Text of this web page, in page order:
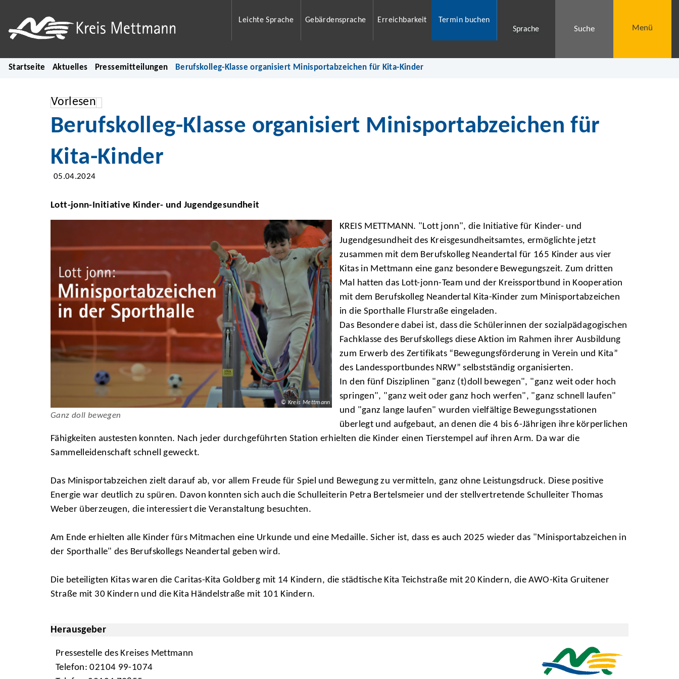
Leichte Sprache Gebärdensprache Erreichbarkeit
Termin buchen
Sprache
Suche Menü
Startseite Aktuelles Pressemitteilungen Berufskolleg-Klasse organisiert Minisportabzeichen für Kita-Kinder
Vorlesen
Berufskolleg-Klasse organisiert Minisportabzeichen für
Kita-Kinder
05.04.2024
Lott-jonn-Initiative Kinder- und Jugendgesundheit
© Kreis Mettmann
Ganz doll bewegen
KREIS METTMANN. "Lott jonn", die Initiative für Kinder- und
Jugendgesundheit des Kreisgesundheitsamtes, ermöglichte jetzt
zusammen mit dem Berufskolleg Neandertal für 165 Kinder aus vier
Kitas in Mettmann eine ganz besondere Bewegungszeit. Zum dritten
Mal hatten das Lott-jonn-Team und der Kreissportbund in Kooperation
mit dem Berufskolleg Neandertal Kita-Kinder zum Minisportabzeichen
in die Sporthalle Flurstraße eingeladen.
Das Besondere dabei ist, dass die Schülerinnen der sozialpädagogischen
Fachklasse des Berufskollegs diese Aktion im Rahmen ihrer Ausbildung
zum Erwerb des Zertifikats “Bewegungsförderung in Verein und Kita”
des Landessportbundes NRW” selbstständig organisierten.
In den fünf Disziplinen "ganz (t)doll bewegen", "ganz weit oder hoch
springen", "ganz weit oder ganz hoch werfen", "ganz schnell laufen"
und "ganz lange laufen" wurden vielfältige Bewegungsstationen
überlegt und aufgebaut, an denen die 4 bis 6-Jährigen ihre körperlichen
Fähigkeiten austesten konnten. Nach jeder durchgeführten Station erhielten die Kinder einen Tierstempel auf ihren Arm. Da war die
Sammelleidenschaft schnell geweckt.
Das Minisportabzeichen zielt darauf ab, vor allem Freude für Spiel und Bewegung zu vermitteln, ganz ohne Leistungsdruck. Diese positive
Energie war deutlich zu spüren. Davon konnten sich auch die Schulleiterin Petra Bertelsmeier und der stellvertretende Schulleiter Thomas
Weber überzeugen, die interessiert die Veranstaltung besuchten.
Am Ende erhielten alle Kinder fürs Mitmachen eine Urkunde und eine Medaille. Sicher ist, dass es auch 2025 wieder das "Minisportabzeichen in
der Sporthalle" des Berufskollegs Neandertal geben wird.
Die beteiligten Kitas waren die Caritas-Kita Goldberg mit 14 Kindern, die städtische Kita Teichstraße mit 20 Kindern, die AWO-Kita Gruitener
Straße mit 30 Kindern und die Kita Händelstraße mit 101 Kindern.
Herausgeber
Pressestelle des Kreises Mettmann
Telefon: 02104 99-1074